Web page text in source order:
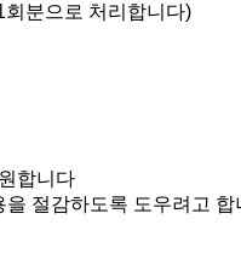
분으로 처리합니다)
합니다
절감하도록 도우려고 합